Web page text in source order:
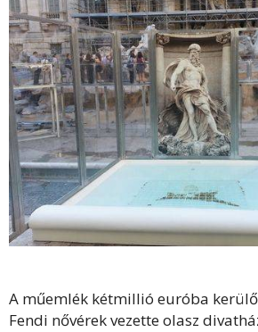
A műemlék kétmillió euróba
Fendi nővérek vezette olasz